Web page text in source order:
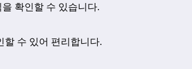
확인할 수 있습니다.
할 수 있어 편리합니다.